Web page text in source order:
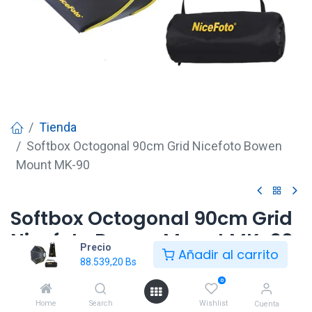
Precio
88.539,20 Bs Añadir al carrito
Home Search
0
Wishlist Cuenta
Tienda
Softbox Octogonal 90cm Grid Nicefoto Bowen
Mount MK-90
Softbox Octogonal 90cm Grid
Nicefoto Bowen Mount MK-90
88.539,20Bs